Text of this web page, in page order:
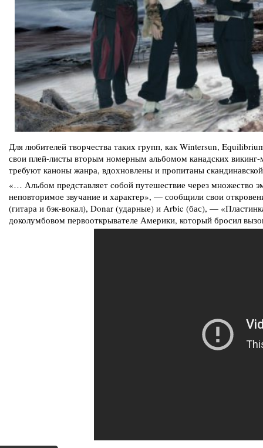
Для любителей творчества таких групп, как Wintersun,
свои плей-листы вторым номерным альбомом канадских
требуют каноны жанра, вдохновлены и пропитаны
«… Альбом представляет собой путешествие через множество
неповторимое звучание и характер», — сообщили свои
(гитара и бэк-вокал), Donar (ударные) и Arbic (бас), —
доколумбовом первооткрывателе Америки, который бросил